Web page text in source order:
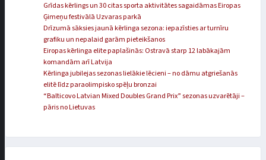
Grīdas kērlings un 30 citas sporta aktivitātes sagaidāmas Eiropas
Ģimeņu festivālā Uzvaras parkā
Drīzumā sāksies jaunā kērlinga sezona: iepazīsties ar turnīru
grafiku un nepalaid garām pieteikšanos
Eiropas kērlinga elite paplašinās: Ostravā starp 12 labākajām
komandām arī Latvija
Kērlinga jubilejas sezonas lielākie lēcieni – no dāmu atgriešanās
elitē līdz paraolimpisko spēļu bronzai
“Balticovo Latvian Mixed Doubles Grand Prix” sezonas uzvarētāji –
pāris no Lietuvas